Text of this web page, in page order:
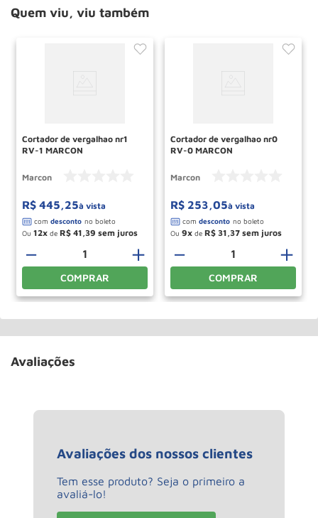
Quem viu, viu também
Cortador de vergalhao nr1
RV-1 MARCON
Marcon
R$ 445 25à vista
Ou 12 de R$ 41 39
＋
－
COMPRAR
Cortador de vergalhao nr0
RV-0 MARCON
Marcon
R$ 253 05à vista
Ou 9 de R$ 31 37
＋
－
COMPRAR
Avaliações
Avaliações dos nossos clientes
Tem esse produto? Seja o primeiro a
avaliá-lo!